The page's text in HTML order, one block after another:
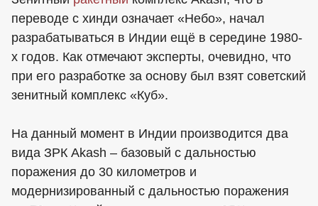
переводе с хинди означает «Небо», начал
разрабатываться в Индии ещё в середине 1980-
х годов. Как отмечают эксперты, очевидно, что
при его разработке за основу был взят советский
зенитный комплекс «Куб».
На данный момент в Индии производится два
вида ЗРК Akash – базовый с дальностью
поражения до 30 километров и
модернизированный с дальностью поражения